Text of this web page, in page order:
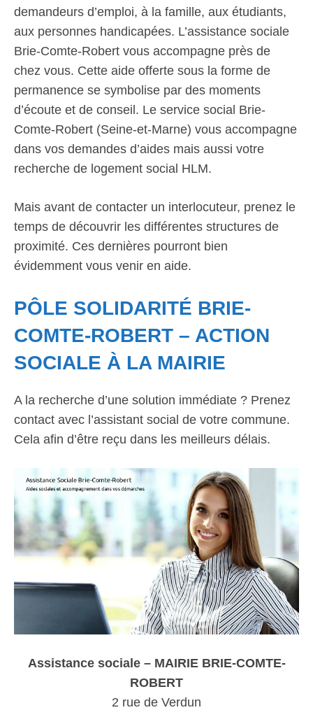
demandeurs d’emploi, à la famille, aux étudiants,
aux personnes handicapées. L’assistance sociale
Brie-Comte-Robert vous accompagne près de
chez vous. Cette aide offerte sous la forme de
permanence se symbolise par des moments
d’écoute et de conseil. Le service social Brie-
Comte-Robert (Seine-et-Marne) vous accompagne
dans vos demandes d’aides mais aussi votre
recherche de logement social HLM.
Mais avant de contacter un interlocuteur, prenez le
temps de découvrir les différentes structures de
proximité. Ces dernières pourront bien
évidemment vous venir en aide.
PÔLE SOLIDARITÉ BRIE-
COMTE-ROBERT – ACTION
SOCIALE À LA MAIRIE
A la recherche d’une solution immédiate ? Prenez
contact avec l’assistant social de votre commune.
Cela afin d’être reçu dans les meilleurs délais.
Assistance sociale – MAIRIE BRIE-COMTE-
ROBERT
2 rue de Verdun